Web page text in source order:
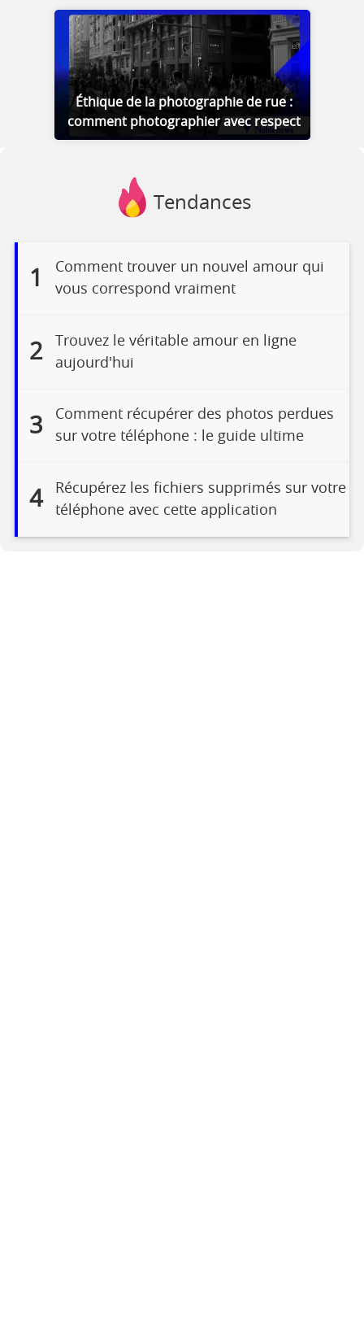
Éthique de la photographie de rue :
comment photographier avec respect
Tendances
1
Comment trouver un nouvel amour qui
vous correspond vraiment
2
Trouvez le véritable amour en ligne
aujourd'hui
3
Comment récupérer des photos perdues
sur votre téléphone : le guide ultime
4
Récupérez les fichiers supprimés sur votre
téléphone avec cette application